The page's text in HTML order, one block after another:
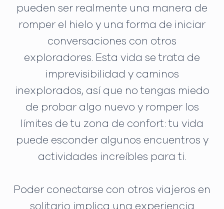
pueden ser realmente una manera de
romper el hielo y una forma de iniciar
conversaciones con otros
exploradores. Esta vida se trata de
imprevisibilidad y caminos
inexplorados, así que no tengas miedo
de probar algo nuevo y romper los
límites de tu zona de confort: tu vida
puede esconder algunos encuentros y
actividades increíbles para ti.
Poder conectarse con otros viajeros en
solitario implica una experiencia